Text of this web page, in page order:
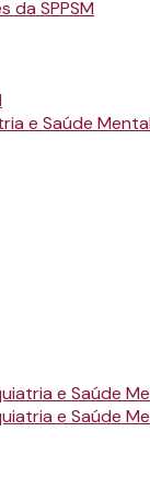
da SPPSM
e Saúde